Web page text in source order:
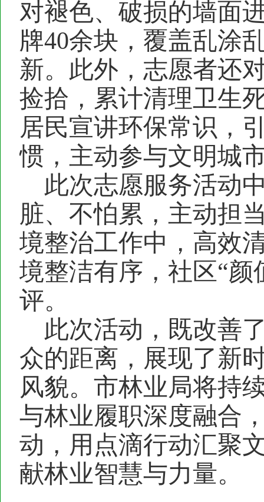
对褪色、破损的墙面
牌40余块，覆盖乱涂
新。此外，志愿者还
捡拾，累计清理卫生
居民宣讲环保常识，
惯，主动参与文明城
此次志愿服务活动
脏、不怕累，主动担
境整治工作中，高效
境整洁有序，社区“颜
评。
此次活动，既改善
众的距离，展现了新
风貌。市林业局将持
与林业履职深度融合
动，用点滴行动汇聚
献林业智慧与力量。